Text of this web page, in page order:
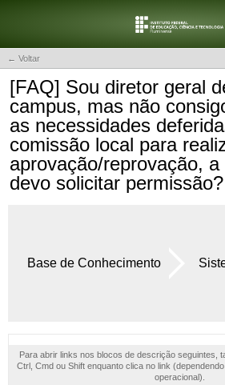
← Voltar
[FAQ] Sou diretor geral
campus, mas não
as necessidades
comissão local para
aprovação/reprovação, a
devo solicitar permissão?
Base de Conhecimento
Para abrir links nos blocos de descrição seguintes,
Ctrl, Cmd ou Shift enquanto clica no link
operacional).